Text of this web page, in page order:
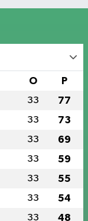
O P
33 77
33 73
33 69
33 59
33 55
33 54
33 48